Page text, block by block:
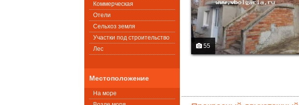
Коммерческая
Oтели
Сельхоз земля
Участки под строительство
Лес
Местоположение
На море
55